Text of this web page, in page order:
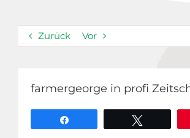
Zurück Vor
farmergeorge in profi